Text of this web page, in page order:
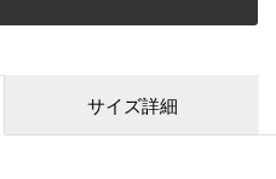
サイズ詳細